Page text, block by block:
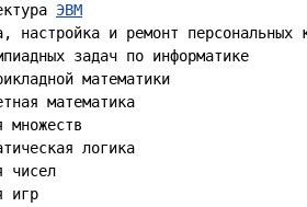
ЭВМ
настройка и ремонт персональных
задач по информатике
математики
математика
множеств
логика
чисел
игр